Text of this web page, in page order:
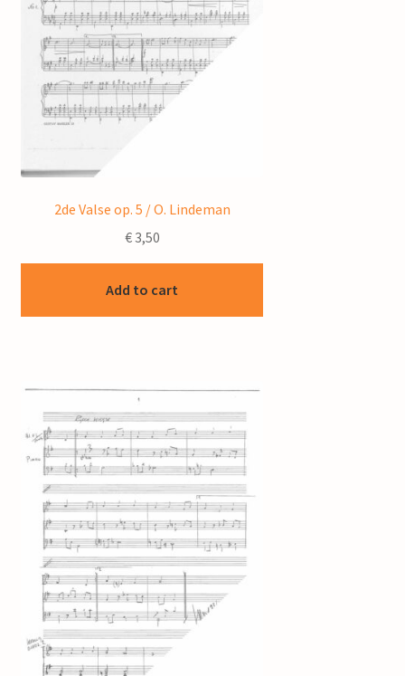
2de Valse op. 5 / O. Lindeman
€3,50
Add to cart